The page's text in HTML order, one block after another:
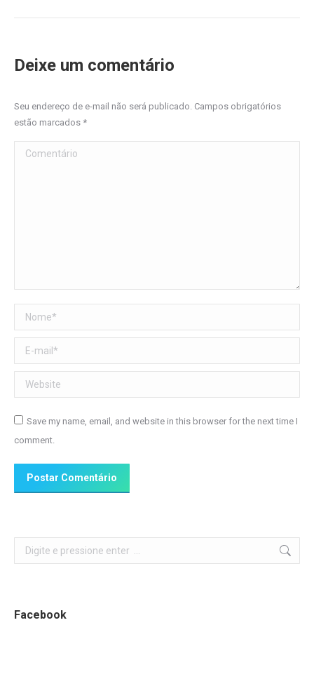
Deixe um comentário
Seu endereço de e-mail não será publicado. Campos obrigatórios
estão marcados *
Comentário
Nome *
E-mail *
Website
Save my name, email, and website in this browser for the next time I
comment.
Postar Comentário
Search:
Facebook